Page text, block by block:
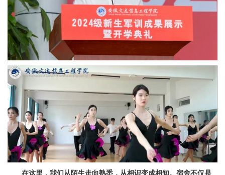
在这里，我们从陌生走向熟悉，从相识变成相知。宿舍不仅是